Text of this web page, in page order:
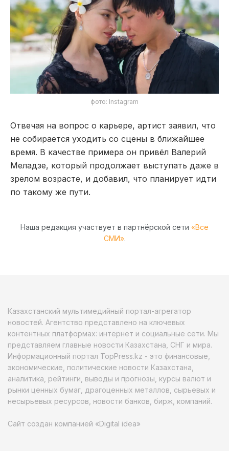
фото: Instagram
Отвечая на вопрос о карьере, артист заявил, что
не собирается уходить со сцены в ближайшее
время. В качестве примера он привёл Валерий
Меладзе, который продолжает выступать даже в
зрелом возрасте, и добавил, что планирует идти
по такому же пути.
Наша редакция участвует в партнёрской сети «Все
СМИ».
Казахстанский мультимедийный портал-агрегатор
новостей. Агентство представлено на ключевых
контентных платформах: интернет и социальные сети. Мы
представляем главные новости Казахстана, СНГ и мира.
Информационный портал TopPress.kz - это финансовые,
экономические, политические новости Казахстана,
аналитика, рейтинги, выводы и прогнозы, курсы валют и
рынки ценных бумаг, драгоценных металлов, сырьевых и
несырьевых ресурсов, новости банков, бирж, компаний.
Сайт создан компанией «Digital idea»